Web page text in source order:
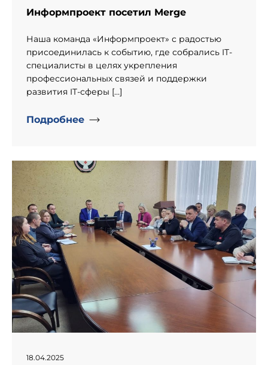
Информпроект посетил Merge
Наша команда «Информпроект» с радостью
присоединилась к событию, где собрались IT-
специалисты в целях укрепления
профессиональных связей и поддержки
развития IT-сферы […]
Подробнее
" alt="День рождение компании «Информпроект».">
18.04.2025